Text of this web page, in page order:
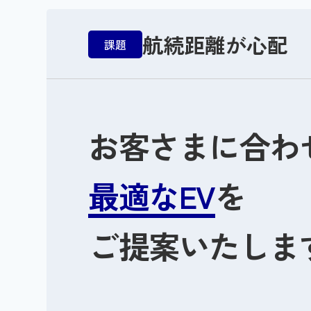
課題 航続距離が心配
お客さまに合わ
最適なEVを
ご提案いたしま